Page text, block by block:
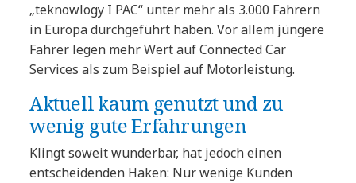
„teknowlogy I PAC“ unter mehr als 3.000 Fahrern
in Europa durchgeführt haben. Vor allem jüngere
Fahrer legen mehr Wert auf Connected Car
Services als zum Beispiel auf Motorleistung.
Aktuell kaum genutzt und zu
wenig gute Erfahrungen
Klingt soweit wunderbar, hat jedoch einen
entscheidenden Haken: Nur wenige Kunden